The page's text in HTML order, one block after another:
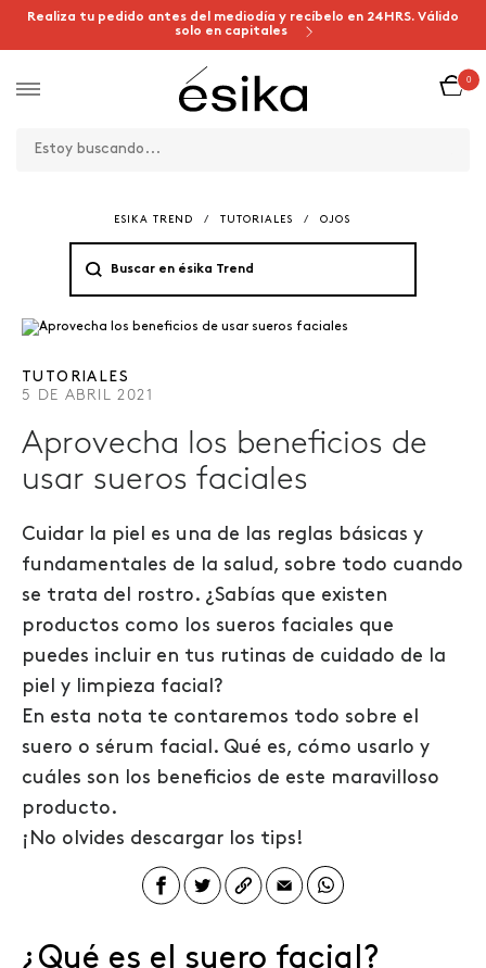
Realiza tu pedido antes del mediodía y recíbelo en 24HRS. Válido
solo en capitales
0
ESIKA TREND / TUTORIALES / OJOS
TUTORIALES
5 DE ABRIL 2021
Aprovecha los beneficios de
usar sueros faciales
Cuidar la piel es una de las reglas básicas y
fundamentales de la salud, sobre todo cuando
se trata del rostro. ¿Sabías que existen
productos como los sueros faciales que
puedes incluir en tus rutinas de cuidado de la
piel y limpieza facial?
En esta nota te contaremos todo sobre el
suero o sérum facial. Qué es, cómo usarlo y
cuáles son los beneficios de este maravilloso
producto.
¡No olvides descargar los tips!
¿Qué es el suero facial?